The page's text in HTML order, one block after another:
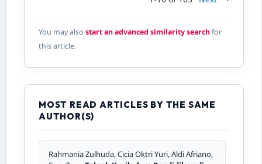
Indah Handayani, Rivo Candara, Intan
Keuangan Dalam Perekonominan Indonesia
,Jurnal Ilmiah Pendidikan Scholastic: Vol. 9
Scholastic
Marjohan Marjohan,Pengaruh
Kepemimpinan Transformasional,
Terhadap Komitmen untuk Perubahan
(Studi Pada Dosen dan Pegawai Akademi
Maritim Sapta Samudra Padang), Jurnal
You may also start an advanced similarity searchfor
this article.
MOST READ ARTICLES BY THE SAME
AUTHOR(S)
Rahmania Zulhuda, Cicia Oktri Yuri, Aldi Afriano,